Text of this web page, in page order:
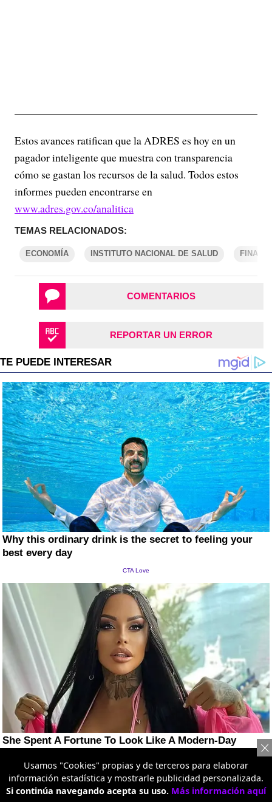
Estos avances ratifican que la ADRES es hoy en un
pagador inteligente que muestra con transparencia
cómo se gastan los recursos de la salud. Todos estos
informes pueden encontrarse en
www.adres.gov.co/analitica
TEMAS RELACIONADOS:
ECONOMÍA INSTITUTO NACIONAL DE SALUD
COMENTARIOS
REPORTAR UN ERROR
Usamos "Cookies" propias y de terceros para elaborar
información estadística y mostrarle publicidad personalizada.
Si continúa navegando acepta su uso. Más información aquí